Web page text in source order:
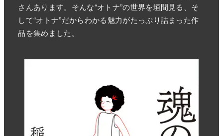
さんあります。そんな“オトナ”の世界を垣間見る、そ
して“オトナ”だからわかる魅力がたっぷり詰まった作
品を集めました。